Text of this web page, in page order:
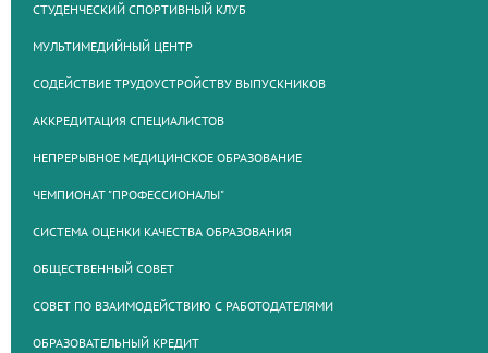
СТУДЕНЧЕСКИЙ СПОРТИВНЫЙ КЛУБ
МУЛЬТИМЕДИЙНЫЙ ЦЕНТР
СОДЕЙСТВИЕ ТРУДОУСТРОЙСТВУ ВЫПУСКНИКОВ
АККРЕДИТАЦИЯ СПЕЦИАЛИСТОВ
НЕПРЕРЫВНОЕ МЕДИЦИНСКОЕ ОБРАЗОВАНИЕ
ЧЕМПИОНАТ "ПРОФЕССИОНАЛЫ"
СИСТЕМА ОЦЕНКИ КАЧЕСТВА ОБРАЗОВАНИЯ
ОБЩЕСТВЕННЫЙ СОВЕТ
СОВЕТ ПО ВЗАИМОДЕЙСТВИЮ С РАБОТОДАТЕЛЯМИ
ОБРАЗОВАТЕЛЬНЫЙ КРЕДИТ